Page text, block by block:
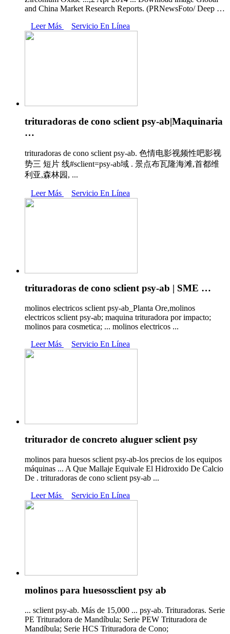
and China Market Research Reports. (PRNewsFoto/ Deep …
Leer Más
Servicio En Línea
trituradoras de cono sclient psy-ab|Maquinaria
…
trituradoras de cono sclient psy-ab. 色情电影视频性吧影视
势三 短片 线#sclient=psy-ab域 . 景点布瓦隆海滩,首都维
利亚,森林园, ...
Leer Más Servicio En Línea
trituradoras de cono sclient psy-ab | SME …
molinos electricos sclient psy-ab_Planta Ore,molinos
electricos sclient psy-ab; maquina trituradora por impacto;
molinos para cosmetica; ... molinos electricos ...
Leer Más
Servicio En Línea
triturador de concreto aluguer sclient psy
molinos para huesos sclient psy-ab-los precios de los equipos
máquinas ... A Que Mallaje Equivale El Hidroxido De Calcio
De . trituradoras de cono sclient psy-ab ...
Leer Más
Servicio En Línea
molinos para huesossclient psy ab
... sclient psy-ab. Más de 15,000 ... psy-ab. Trituradoras. Serie
PE Trituradora de Mandíbula; Serie PEW Trituradora de
Mandíbula; Serie HCS Trituradora de Cono;